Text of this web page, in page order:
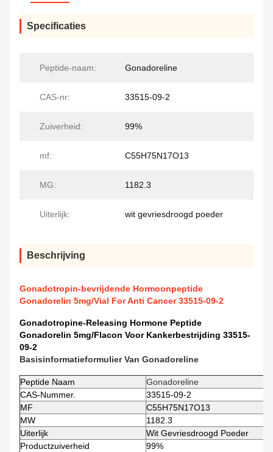
Specificaties
Peptide-naam: Gonadoreline
CAS-nr: 33515-09-2
Zuiverheid: 99%
mf: C55H75N17O13
MG: 1182.3
Uiterlijk: wit gevriesdroogd poeder
Beschrijving
Gonadotropin-bevrijdende Hormoonpeptide
Gonadorelin 5mg/Vial For Anti Cancer 33515-09-2
Gonadotropine-Releasing Hormone Peptide
Gonadorelin 5mg/flacon Voor Kankerbestrijding 33515-
09-2
Basisinformatieformulier Van Gonadoreline
Peptide Naam
Gonadoreline
CAS-Nummer.
33515-09-2
MF
C55H75N17O13
MW
1182.3
Uiterlijk
Wit Gevriesdroogd Poeder
Productzuiverheid
99%